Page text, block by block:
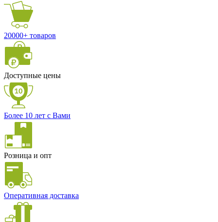
20000+ товаров
Доступные цены
Более 10 лет с Вами
Розница и опт
Оперативная доставка